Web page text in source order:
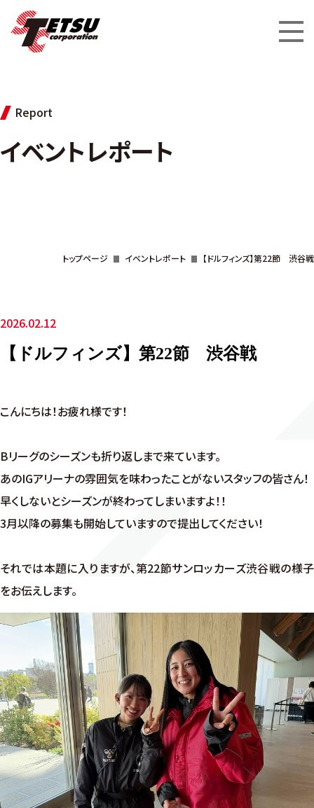
Report
イベントレポート
トップページ イベントレポート 【ドルフィンズ】第22節 渋谷戦
2026.02.12
【ドルフィンズ】第22節 渋谷戦
こんにちは！お疲れ様です！
Bリーグのシーズンも折り返しまで来ています。
あのIGアリーナの雰囲気を味わったことがないスタッフの皆さん！
早くしないとシーズンが終わってしまいますよ！！
3月以降の募集も開始していますので提出してください！
それでは本題に入りますが、第22節サンロッカーズ渋谷戦の様子
をお伝えします。